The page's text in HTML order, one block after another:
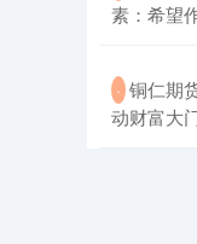
素：希望
· 铜仁期
动财富大